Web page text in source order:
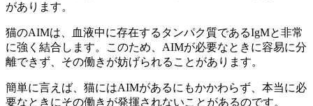
があります。
猫のAIMは、血液中に存在するタンパク質であるIgMと非常
に強く結合します。このため、AIMが必要なときに容易に分
離できず、その働きが妨げられることがあります。
簡単に言えば、猫にはAIMがあるにもかかわらず、本当に必
要なときにその働きが発揮されないことがあるのです。